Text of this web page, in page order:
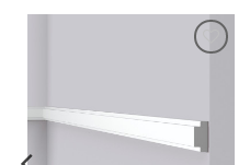
önskelistan